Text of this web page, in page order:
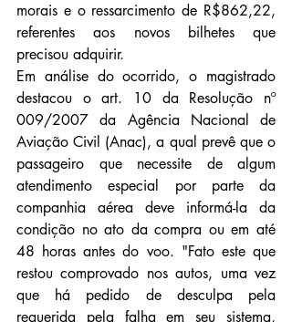
morais e o ressarcimento de R$862,22,
referentes aos novos bilhetes que
precisou adquirir.
Em análise do ocorrido, o magistrado
destacou o art. 10 da Resolução nº
009/2007 da Agência Nacional de
Aviação Civil (Anac), a qual prevê que o
passageiro que necessite de algum
atendimento especial por parte da
companhia aérea deve informá-la da
condição no ato da compra ou em até
48 horas antes do voo. "Fato este que
restou comprovado nos autos, uma vez
que há pedido de desculpa pela
requerida pela falha em seu sistema,